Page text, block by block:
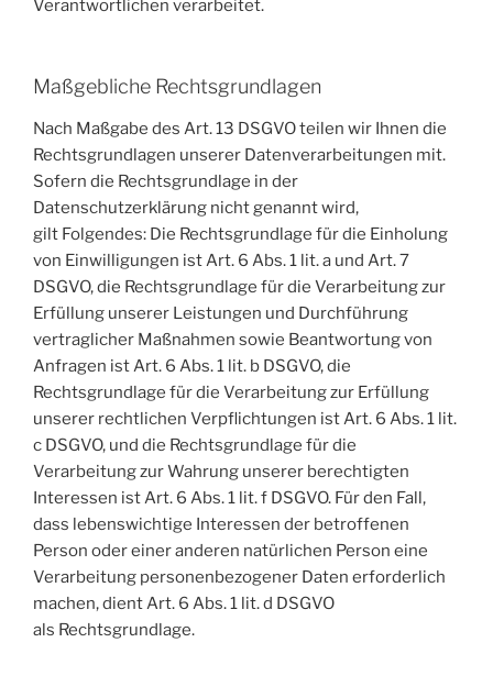
Verantwortlichen verarbeitet.
Maßgebliche Rechtsgrundlagen
Nach Maßgabe des Art. 13 DSGVO teilen wir Ihnen die
Rechtsgrundlagen unserer Datenverarbeitungen mit.
Sofern die Rechtsgrundlage in der
Datenschutzerklärung nicht genannt wird,
gilt Folgendes: Die Rechtsgrundlage für die Einholung
von Einwilligungen ist Art. 6 Abs. 1 lit. a und Art. 7
DSGVO, die Rechtsgrundlage für die Verarbeitung zur
Erfüllung unserer Leistungen und Durchführung
vertraglicher Maßnahmen sowie Beantwortung von
Anfragen ist Art. 6 Abs. 1 lit. b DSGVO, die
Rechtsgrundlage für die Verarbeitung zur Erfüllung
unserer rechtlichen Verpflichtungen ist Art. 6 Abs. 1 lit.
c DSGVO, und die Rechtsgrundlage für die
Verarbeitung zur Wahrung unserer berechtigten
Interessen ist Art. 6 Abs. 1 lit. f DSGVO. Für den Fall,
dass lebenswichtige Interessen der betroffenen
Person oder einer anderen natürlichen Person eine
Verarbeitung personenbezogener Daten erforderlich
machen, dient Art. 6 Abs. 1 lit. d DSGVO
als Rechtsgrundlage.